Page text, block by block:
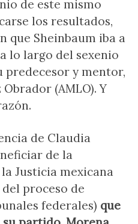
de este mismo
los resultados,
que Sheinbaum iba a
lo largo del sexenio
predecesor y mentor,
(AMLO). Y
de Claudia
de la
Justicia mexicana
proceso de
federales) que